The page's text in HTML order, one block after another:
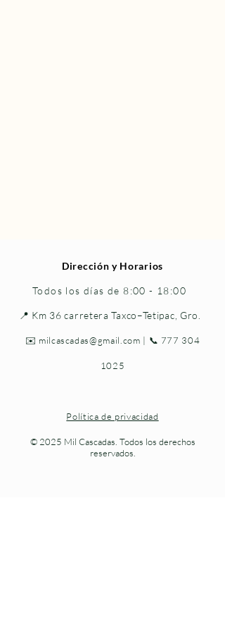
Dirección y Horarios
Todos los días de 8:00 - 18:00
📍 Km 36 carretera Taxco–Tetipac, Gro.
✉️ milcascadas@gmail.com | 📞 777 304
1025
Política de privacidad
© 2025 Mil Cascadas. Todos los derechos
reservados.